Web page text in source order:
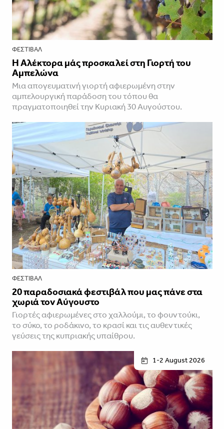
ΦΕΣΤΙΒΑΛ
Η Αλέκτορα μάς προσκαλεί στη Γιορτή του
Αμπελώνα
Μια απογευματινή γιορτή αφιερωμένη στην
αμπελουργική παράδοση του τόπου θα
πραγματοποιηθεί την Κυριακή 30 Αυγούστου.
ΦΕΣΤΙΒΑΛ
20 παραδοσιακά φεστιβάλ που μας πάνε στα
χωριά τον Αύγουστο
Γιορτές αφιερωμένες στο χαλλούμι, το φουντούκι,
το σύκο, το ροδάκινο, το κρασί και τις αυθεντικές
γεύσεις της κυπριακής υπαίθρου.
1-2 August 2026